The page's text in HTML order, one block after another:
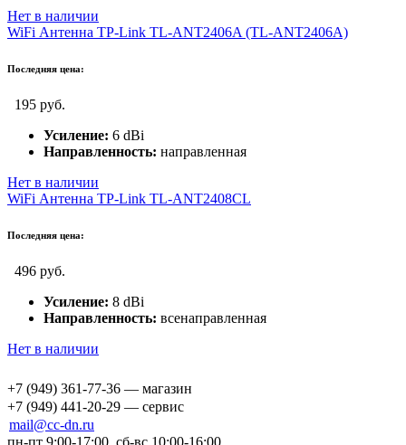
Нет в наличии
WiFi Антенна TP-Link TL-ANT2406A (TL-ANT2406A)
Последняя цена:
195 руб.
Усиление: 6 dBi
Направленность: направленная
Нет в наличии
WiFi Антенна TP-Link TL-ANT2408CL
Последняя цена:
496 руб.
Усиление: 8 dBi
Направленность: всенаправленная
Нет в наличии
+7 (949) 361-77-36 — магазин
+7 (949) 441-20-29 — сервис
mail@cc-dn.ru